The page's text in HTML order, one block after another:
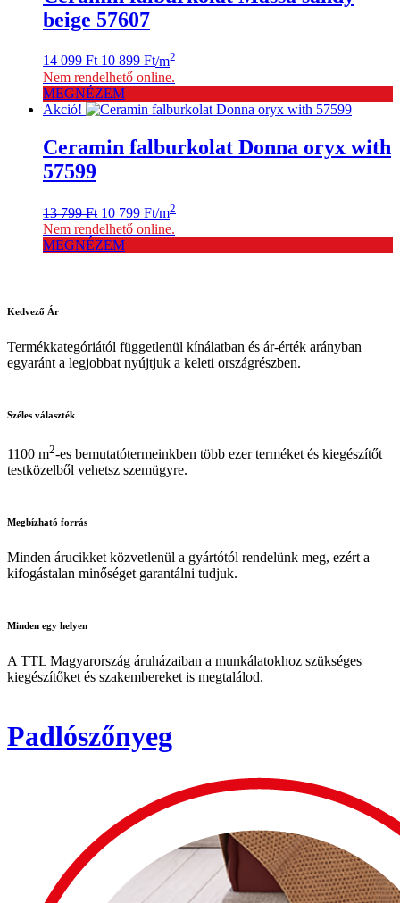
beige 57607
14 099Ft Original
price
was:
14
099 Ft.
10 899 FtCurrent
price
is:
10
899 Ft.
/m2
Nem rendelhető online.
MEGNÉZEM
Akció!
Ceramin falburkolat Donna oryx with
57599
13 799Ft Original
price
was:
13
10 799 FtCurrent
price
is:
10
/m2
Nem rendelhető online.
MEGNÉZEM
Kedvező Ár
Termékkategóriától függetlenül kínálatban és ár-érték arányban
egyaránt a legjobbat nyújtjuk a keleti országrészben.
Széles választék
1100 m2-es bemutatótermeinkben több ezer terméket és kiegészítőt
testközelből vehetsz szemügyre.
Megbízható forrás
Minden árucikket közvetlenül a gyártótól rendelünk meg, ezért a
kifogástalan minőséget garantálni tudjuk.
Minden egy helyen
A TTL Magyarország áruházaiban a munkálatokhoz szükséges
kiegészítőket és szakembereket is megtalálod.
Padlószőnyeg